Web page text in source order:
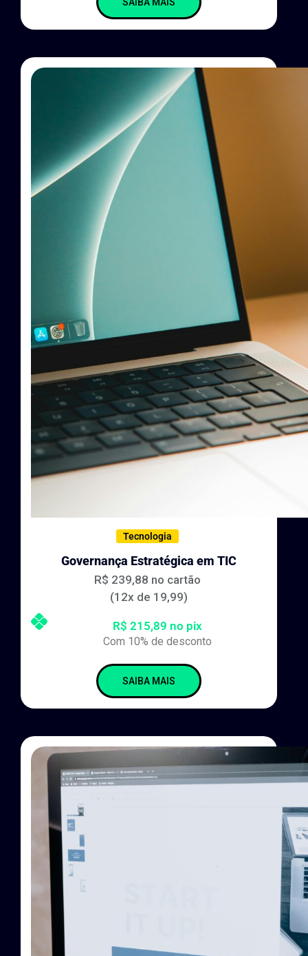
SAIBA MAIS
Tecnologia
Governança Estratégica em TIC
R$ 239,88 no cartão
(12x de 19,99)
R$ 215,89 no pix
Com 10% de desconto
SAIBA MAIS